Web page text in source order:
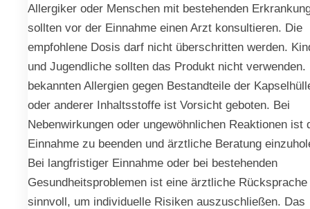
Allergiker oder Menschen mit bestehenden
sollten vor der Einnahme einen Arzt konsultieren. Die
empfohlene Dosis darf nicht überschritten werden.
und Jugendliche sollten das Produkt nicht verwenden.
bekannten Allergien gegen Bestandteile der
oder anderer Inhaltsstoffe ist Vorsicht geboten. Bei
Nebenwirkungen oder ungewöhnlichen Reaktionen ist
Einnahme zu beenden und ärztliche Beratung
Bei langfristiger Einnahme oder bei bestehenden
Gesundheitsproblemen ist eine ärztliche Rücksprache
sinnvoll, um individuelle Risiken auszuschließen. Das